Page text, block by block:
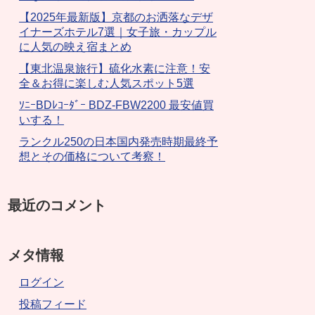
【2025年最新版】京都のお洒落なデザ
イナーズホテル7選｜女子旅・カップル
に人気の映え宿まとめ
【東北温泉旅行】硫化水素に注意！安
全＆お得に楽しむ人気スポット5選
ｿﾆｰBDﾚｺｰﾀﾞｰ BDZ-FBW2200 最安値買
いする！
ランクル250の日本国内発売時期最終予
想とその価格について考察！
最近のコメント
メタ情報
ログイン
投稿フィード